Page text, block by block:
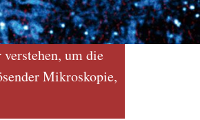
um die
Mikroskopie,